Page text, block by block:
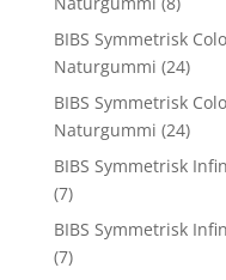
BIBS Symmetrisk
Naturgummi (24)
BIBS Symmetrisk
Naturgummi (24)
BIBS Symmetrisk
(7)
BIBS Symmetrisk
(7)